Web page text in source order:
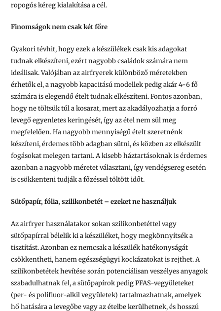
ropogós kéreg kialakítása a cél.
Finomságok nem csak két főre
Gyakori tévhit, hogy ezek a készülékek csak kis adagokat
tudnak elkészíteni, ezért nagyobb családok számára nem
ideálisak. Valójában az airfryerek különböző méretekben
érhetők el, a nagyobb kapacitású modellek pedig akár 4-6 fő
számára is elegendő ételt tudnak elkészíteni. Fontos azonban,
hogy ne töltsük túl a kosarat, mert az akadályozhatja a forró
levegő egyenletes keringését, így az étel nem sül meg
megfelelően. Ha nagyobb mennyiségű ételt szeretnénk
készíteni, érdemes több adagban sütni, és közben az elkészült
fogásokat melegen tartani. A kisebb háztartásoknak is érdemes
azonban a nagyobb méretet választani, így vendégsereg esetén
is csökkenteni tudják a főzéssel töltött időt.
Sütőpapír, fólia, szilikonbetét – ezeket ne használjuk
Az airfryer használatakor sokan szilikonbetéttel vagy
sütőpapírral bélelik ki a készüléket, hogy megkönnyítsék a
tisztítást. Azonban ez nemcsak a készülék hatékonyságát
csökkentheti, hanem egészségügyi kockázatokat is rejthet. A
szilikonbetétek hevítése során potenciálisan veszélyes anyagok
szabadulhatnak fel, a sütőpapírok pedig PFAS-vegyületeket
(per- és polifluor-alkil vegyületek) tartalmazhatnak, amelyek
hő hatására a levegőbe vagy az ételbe kerülhetnek, és hosszú